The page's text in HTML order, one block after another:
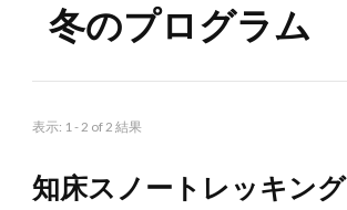
冬のプログラム
表示: 1 - 2 of 2 結果
知床スノートレッキング